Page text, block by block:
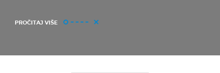
PROČITAJ VIŠE